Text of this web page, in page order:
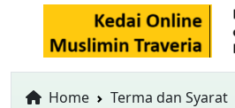
Home Terma dan Syarat